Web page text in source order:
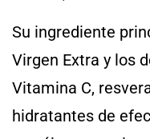
Su ingrediente
Virgen Extra y los
Vitamina C,
hidratantes de